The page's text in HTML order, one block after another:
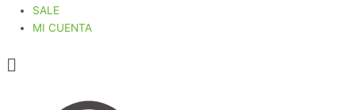
SALE
MI CUENTA
Menú